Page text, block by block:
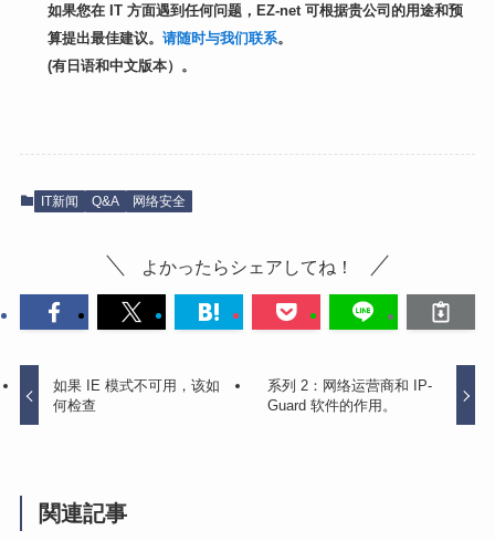
如果您在 IT 方面遇到任何问题，EZ-net 可根据贵公司的用途和预
算提出最佳建议。请随时与我们联系。
(有日语和中文版本）。
IT新闻 Q&A 网络安全
よかったらシェアしてね！
如果 IE 模式不可用，该如
何检查
系列 2：网络运营商和 IP-
Guard 软件的作用。
関連記事